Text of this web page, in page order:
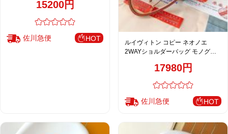
15200円
佐川急便 HOT
ルイヴィトン コピー ネオノエ
2WAYショルダーバッグ モノグラ
17980円
佐川急便 HOT